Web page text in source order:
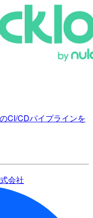
CI/CDパイプラインを
会社